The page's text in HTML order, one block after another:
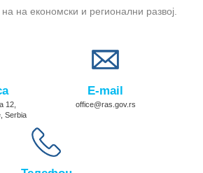
на економски и регионални развој.
12,
Serbia
E-mail
office@ras.gov.rs